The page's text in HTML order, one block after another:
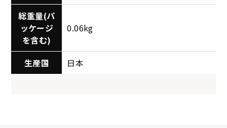
総重量(パ
ッケージ
を含む)
0.06kg
生産国 日本